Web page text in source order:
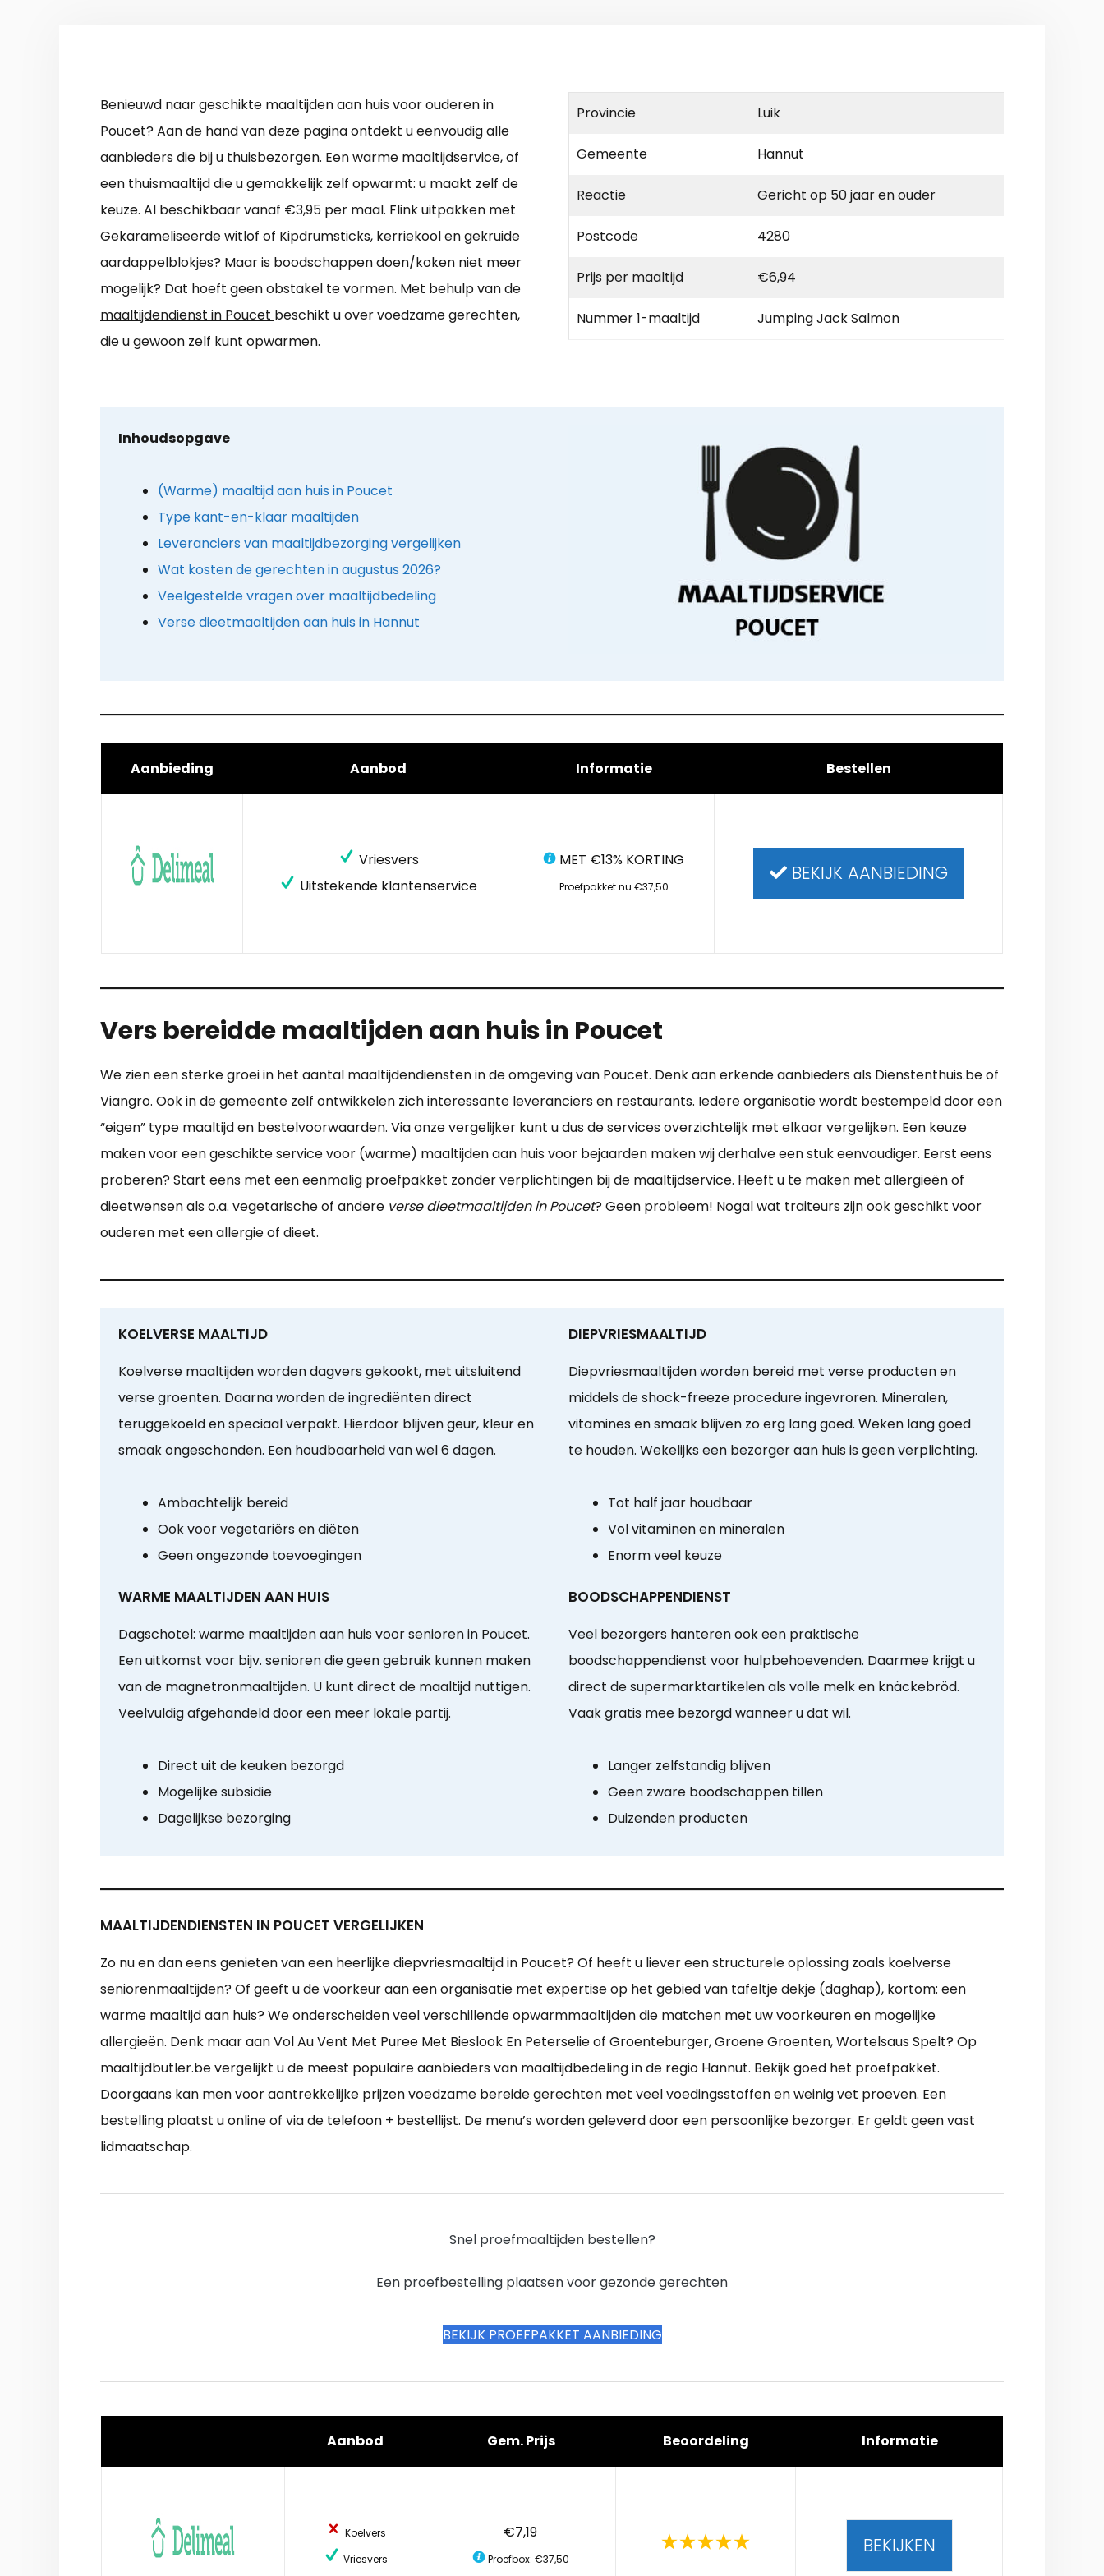
Benieuwd naar geschikte maaltijden aan huis voor ouderen in
Poucet? Aan de hand van deze pagina ontdekt u eenvoudig alle
aanbieders die bij u thuisbezorgen. Een warme maaltijdservice, of
een thuismaaltijd die u gemakkelijk zelf opwarmt: u maakt zelf de
keuze. Al beschikbaar vanaf €3,95 per maal. Flink uitpakken met
Gekarameliseerde witlof of Kipdrumsticks, kerriekool en gekruide
aardappelblokjes? Maar is boodschappen doen/koken niet meer
mogelijk? Dat hoeft geen obstakel te vormen. Met behulp van de
maaltijdendienst in Poucet beschikt u over voedzame gerechten,
die u gewoon zelf kunt opwarmen.
Provincie Luik
Gemeente Hannut
Reactie Gericht op 50 jaar en ouder
Postcode 4280
Prijs per maaltijd €6,94
Nummer 1-maaltijd Jumping Jack Salmon
Inhoudsopgave
(Warme) maaltijd aan huis in Poucet
Type kant-en-klaar maaltijden
Leveranciers van maaltijdbezorging vergelijken
Wat kosten de gerechten in augustus 2026?
Veelgestelde vragen over maaltijdbedeling
Verse dieetmaaltijden aan huis in Hannut
Aanbieding Aanbod Informatie Bestellen
Vriesvers
Uitstekende klantenservice
MET €13% KORTING
Proefpakket nu €37,50
BEKIJK AANBIEDING
Vers bereidde maaltijden aan huis in Poucet
We zien een sterke groei in het aantal maaltijdendiensten in de omgeving van Poucet. Denk aan erkende aanbieders als Dienstenthuis.be of
Viangro. Ook in de gemeente zelf ontwikkelen zich interessante leveranciers en restaurants. Iedere organisatie wordt bestempeld door een
“eigen” type maaltijd en bestelvoorwaarden. Via onze vergelijker kunt u dus de services overzichtelijk met elkaar vergelijken. Een keuze
maken voor een geschikte service voor (warme) maaltijden aan huis voor bejaarden maken wij derhalve een stuk eenvoudiger. Eerst eens
proberen? Start eens met een eenmalig proefpakket zonder verplichtingen bij de maaltijdservice. Heeft u te maken met allergieën of
dieetwensen als o.a. vegetarische of andere verse dieetmaaltijden in Poucet? Geen probleem! Nogal wat traiteurs zijn ook geschikt voor
ouderen met een allergie of dieet.
KOELVERSE MAALTIJD
Koelverse maaltijden worden dagvers gekookt, met uitsluitend
verse groenten. Daarna worden de ingrediënten direct
teruggekoeld en speciaal verpakt. Hierdoor blijven geur, kleur en
smaak ongeschonden. Een houdbaarheid van wel 6 dagen.
Ambachtelijk bereid
Ook voor vegetariërs en diëten
Geen ongezonde toevoegingen
DIEPVRIESMAALTIJD
Diepvriesmaaltijden worden bereid met verse producten en
middels de shock-freeze procedure ingevroren. Mineralen,
vitamines en smaak blijven zo erg lang goed. Weken lang goed
te houden. Wekelijks een bezorger aan huis is geen verplichting.
Tot half jaar houdbaar
Vol vitaminen en mineralen
Enorm veel keuze
WARME MAALTIJDEN AAN HUIS
Dagschotel: warme maaltijden aan huis voor senioren in Poucet.
Een uitkomst voor bijv. senioren die geen gebruik kunnen maken
van de magnetronmaaltijden. U kunt direct de maaltijd nuttigen.
Veelvuldig afgehandeld door een meer lokale partij.
Direct uit de keuken bezorgd
Mogelijke subsidie
Dagelijkse bezorging
BOODSCHAPPENDIENST
Veel bezorgers hanteren ook een praktische
boodschappendienst voor hulpbehoevenden. Daarmee krijgt u
direct de supermarktartikelen als volle melk en knäckebröd.
Vaak gratis mee bezorgd wanneer u dat wil.
Langer zelfstandig blijven
Geen zware boodschappen tillen
Duizenden producten
MAALTIJDENDIENSTEN IN POUCET VERGELIJKEN
Zo nu en dan eens genieten van een heerlijke diepvriesmaaltijd in Poucet? Of heeft u liever een structurele oplossing zoals koelverse
seniorenmaaltijden? Of geeft u de voorkeur aan een organisatie met expertise op het gebied van tafeltje dekje (daghap), kortom: een
warme maaltijd aan huis? We onderscheiden veel verschillende opwarmmaaltijden die matchen met uw voorkeuren en mogelijke
allergieën. Denk maar aan Vol Au Vent Met Puree Met Bieslook En Peterselie of Groenteburger, Groene Groenten, Wortelsaus Spelt? Op
maaltijdbutler.be vergelijkt u de meest populaire aanbieders van maaltijdbedeling in de regio Hannut. Bekijk goed het proefpakket.
Doorgaans kan men voor aantrekkelijke prijzen voedzame bereide gerechten met veel voedingsstoffen en weinig vet proeven. Een
bestelling plaatst u online of via de telefoon + bestellijst. De menu’s worden geleverd door een persoonlijke bezorger. Er geldt geen vast
lidmaatschap.
Snel proefmaaltijden bestellen?
Een proefbestelling plaatsen voor gezonde gerechten
BEKIJK PROEFPAKKET AANBIEDING
Aanbod Gem. Prijs Beoordeling Informatie
Koelvers
Vriesvers
€7,19
Proefbox: €37,50
BEKIJKEN